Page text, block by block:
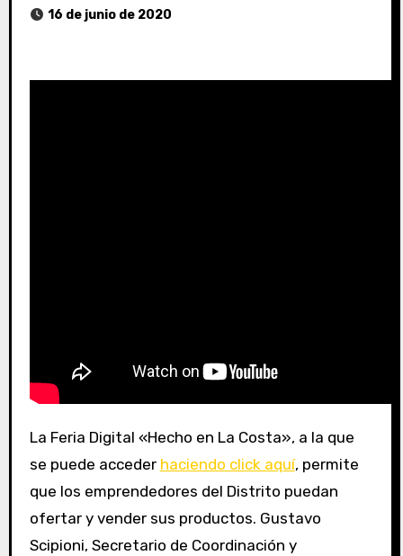
16 de junio de 2020
La Feria Digital «Hecho en La Costa», a la que
se puede acceder haciendo click aquí, permite
que los emprendedores del Distrito puedan
ofertar y vender sus productos. Gustavo
Scipioni, Secretario de Coordinación y